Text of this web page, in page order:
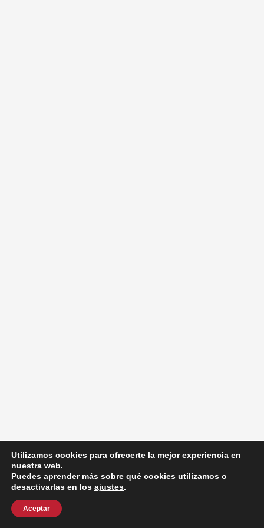
Utilizamos cookies para ofrecerte la mejor experiencia en
nuestra web.
Puedes aprender más sobre qué cookies utilizamos o
desactivarlas en los ajustes.
Aceptar